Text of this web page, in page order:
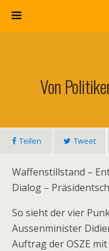
Von
Teilen Tweet
Waffenstillstand –
Dialog –
So sieht der vier
Aussenminister
Auftrag der OSZE